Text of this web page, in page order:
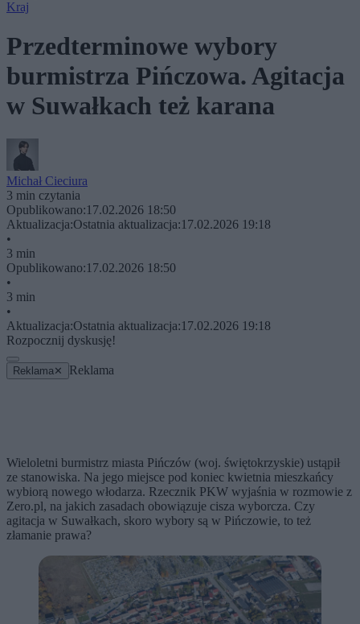
Kraj
Przedterminowe wybory
burmistrza Pińczowa. Agitacja
w Suwałkach też karana
Michał Cieciura
3 min czytania
Opublikowano:17.02.2026 18:50
Aktualizacja:Ostatnia aktualizacja:17.02.2026 19:18
•
3 min
Opublikowano:17.02.2026 18:50
•
3 min
•
Aktualizacja:Ostatnia aktualizacja:17.02.2026 19:18
Rozpocznij dyskusję!
Reklama ✕ Reklama
Wieloletni burmistrz miasta Pińczów (woj. świętokrzyskie) ustąpił
ze stanowiska. Na jego miejsce pod koniec kwietnia mieszkańcy
wybiorą nowego włodarza. Rzecznik PKW wyjaśnia w rozmowie z
Zero.pl, na jakich zasadach obowiązuje cisza wyborcza. Czy
agitacja w Suwałkach, skoro wybory są w Pińczowie, to też
złamanie prawa?